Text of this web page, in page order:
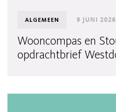
ALGEMEEN 9 JUNI 2026
Wooncompas en
opdrachtbrief